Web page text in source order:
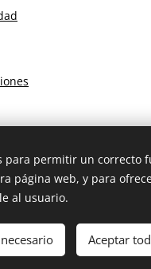
Añadir a la cesta
Cookies
para permitir un correcto
página web, y para
al usuario.
Aceptar